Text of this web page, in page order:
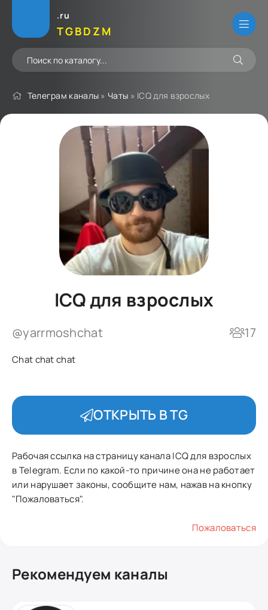
.ru
TGBDZM
Телеграм каналы » Чаты » ICQ для взрослых
ICQ для взрослых
@yarrmoshchat 17
Chat chat chat
ОТКРЫТЬ В TG
Рабочая ссылка на страницу канала ICQ для взрослых
в Telegram. Если по какой-то причине она не работает
или нарушает законы, сообщите нам, нажав на кнопку
"Пожаловаться".
Пожаловаться
Рекомендуем каналы